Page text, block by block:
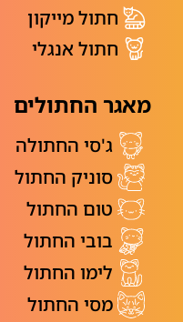
חתול מייקון
חתול אנגלי
מאגר החתולים
ג'סי החתולה
סוניק החתול
טום החתול
בובי החתול
לימו החתול
מסי החתול